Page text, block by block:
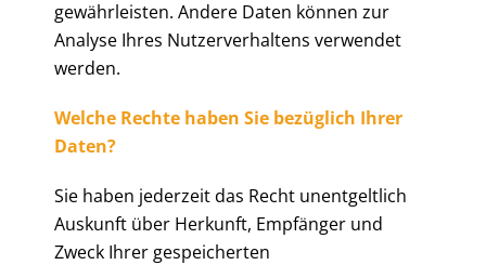
gewährleisten. Andere Daten können zur
Analyse Ihres Nutzerverhaltens verwendet
werden.
Welche Rechte haben Sie bezüglich Ihrer
Daten?
Sie haben jederzeit das Recht unentgeltlich
Auskunft über Herkunft, Empfänger und
Zweck Ihrer gespeicherten